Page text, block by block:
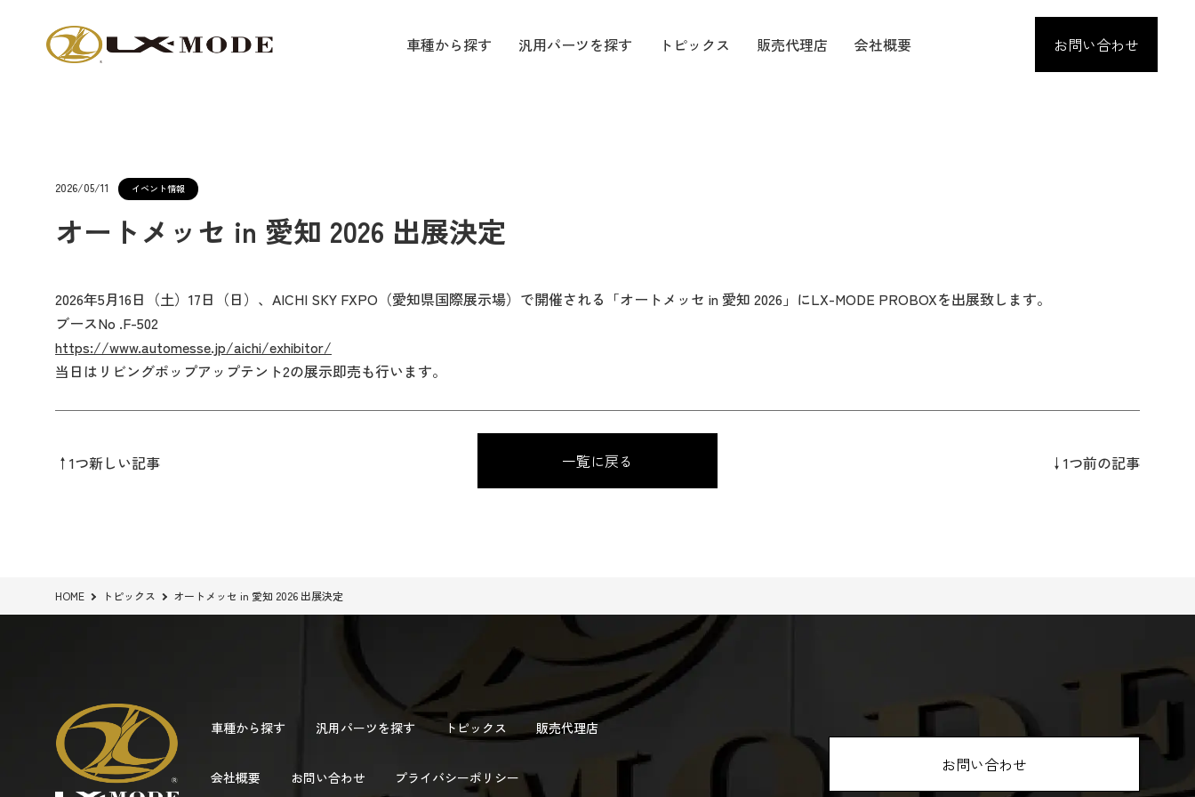
車種から探す 汎用パーツを探す トピックス 販売代理店 会社概要 お問い合わせ
2026/05/11 イベント情報
オートメッセ in 愛知 2026 出展決定
2026年5月16日（土）17日（日）、AICHI SKY FXPO（愛知県国際展示場）で開催される「オートメッセ in 愛知 2026」にLX-MODE PROBOXを出展致します。
ブースNo .F-502
https://www.automesse.jp/aichi/exhibitor/
当日はリビングポップアップテント2の展示即売も行います。
↑1つ新しい記事 ↓1つ前の記事
一覧に戻る
HOME トピックス オートメッセ in 愛知 2026 出展決定
車種から探す 汎用パーツを探す トピックス 販売代理店
会社概要 お問い合わせ プライバシーポリシー
お問い合わせ